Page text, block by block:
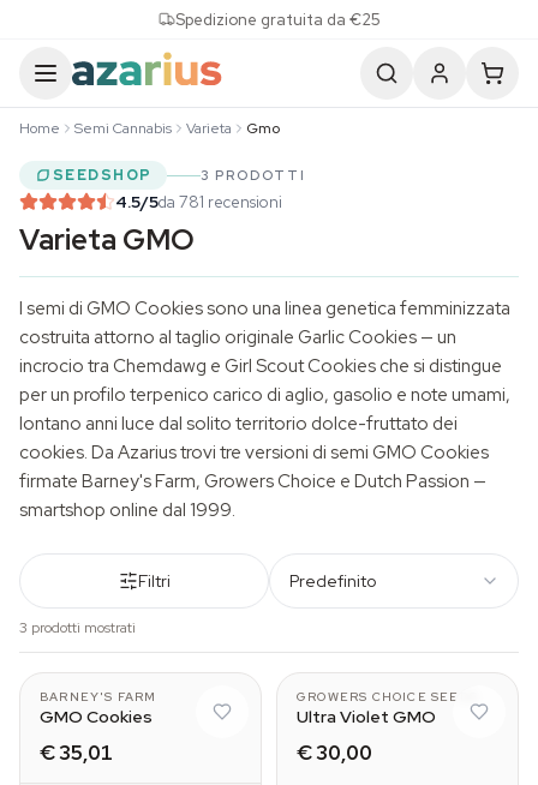
Spedizione gratuita da €25
Home Semi Cannabis Varieta Gmo
SEEDSHOP 3 PRODOTTI
4.5/5da 781 recensioni
Varieta GMO
I semi di GMO Cookies sono una linea genetica femminizzata
costruita attorno al taglio originale Garlic Cookies — un
incrocio tra Chemdawg e Girl Scout Cookies che si distingue
per un profilo terpenico carico di aglio, gasolio e note umami,
lontano anni luce dal solito territorio dolce-fruttato dei
cookies. Da Azarius trovi tre versioni di semi GMO Cookies
firmate Barney's Farm, Growers Choice e Dutch Passion —
smartshop online dal 1999.
Filtri Predefinito
3 prodotti mostrati
BARNEY'S FARM
GMO Cookies
€ 35,01
GROWERS CHOICE SEEDS
Ultra Violet GMO
€ 30,00